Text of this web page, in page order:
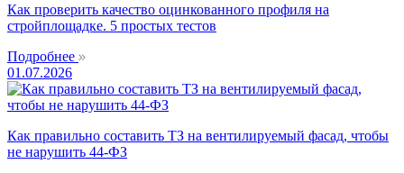
Как проверить качество оцинкованного профиля на
стройплощадке. 5 простых тестов
Подробнее
01.07.2026
Как правильно составить ТЗ на вентилируемый фасад, чтобы
не нарушить 44-ФЗ